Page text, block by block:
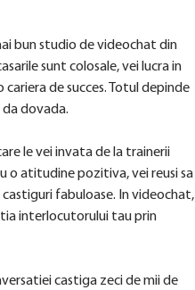
bun studio de videochat din
sunt colosale, vei lucra in
de succes. Totul depinde
da dovada.
le vei invata de la trainerii
o atitudine pozitiva, vei reusi sa
fabuloase. In videochat,
interlocutorului tau prin
castiga zeci de mii de